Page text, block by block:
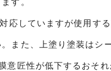
応していますが使用す
また、上塗り塗装はシ
匠性が低下するおそれ